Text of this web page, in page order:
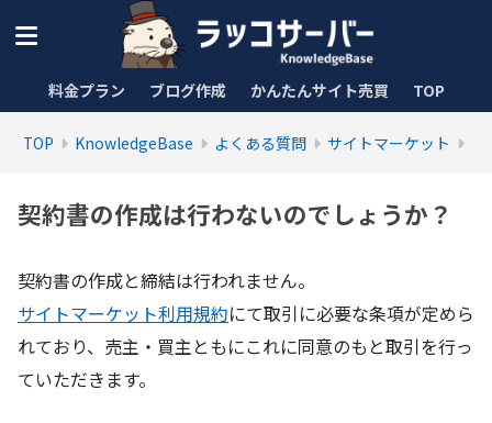
料金プラン ブログ作成 かんたんサイト売買 TOP
TOP KnowledgeBase よくある質問 サイトマーケット
契約書の作成は行わないのでしょうか？
契約書の作成と締結は行われません。
サイトマーケット利用規約にて取引に必要な条項が定めら
れており、売主・買主ともにこれに同意のもと取引を行っ
ていただきます。